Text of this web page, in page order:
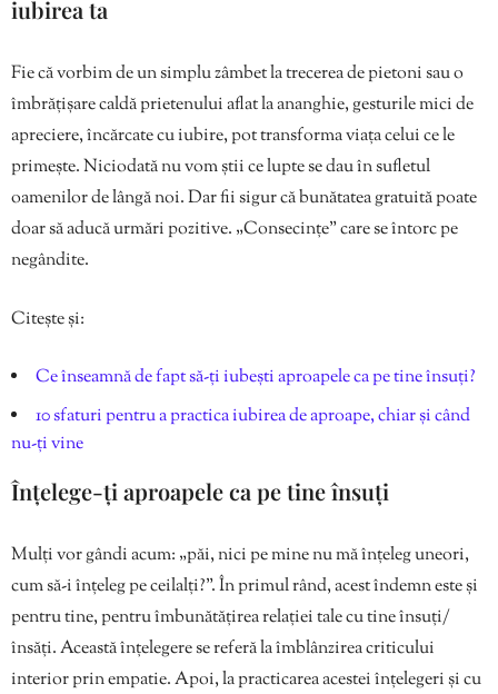
iubirea ta
Fie că vorbim de un simplu zâmbet la trecerea de pietoni sau o
îmbrățișare caldă prietenului aflat la ananghie, gesturile mici de
apreciere, încărcate cu iubire, pot transforma viața celui ce le
primește. Niciodată nu vom știi ce lupte se dau în sufletul
oamenilor de lângă noi. Dar fii sigur că bunătatea gratuită poate
doar să aducă urmări pozitive. „Consecințe” care se întorc pe
negândite.
Citește și:
Ce înseamnă de fapt să-ți iubești aproapele ca pe tine însuți?
10 sfaturi pentru a practica iubirea de aproape, chiar și când
nu-ți vine
Înțelege-ți aproapele ca pe tine însuți
Mulți vor gândi acum: „păi, nici pe mine nu mă înțeleg uneori,
cum să-i înțeleg pe ceilalți?”. În primul rând, acest îndemn este și
pentru tine, pentru îmbunătățirea relației tale cu tine însuți/
însăți. Această înțelegere se referă la îmblânzirea criticului
interior prin empatie. Apoi, la practicarea acestei înțelegeri și cu